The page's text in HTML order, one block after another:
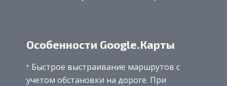
Особенности Google.Карты
Быстрое выстраивание маршрутов с
учетом обстановки на дороге. При